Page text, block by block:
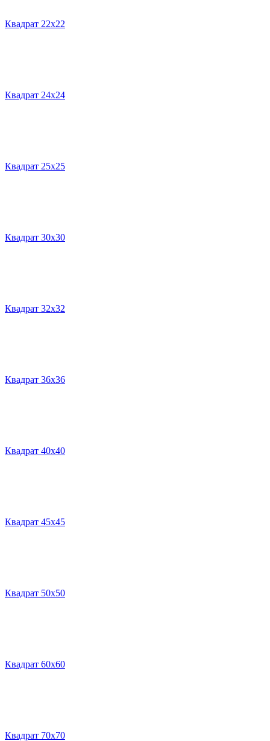
Квадрат 22х22
Квадрат 24х24
Квадрат 25х25
Квадрат 30х30
Квадрат 32х32
Квадрат 36х36
Квадрат 40х40
Квадрат 45х45
Квадрат 50х50
Квадрат 60х60
Квадрат 70х70